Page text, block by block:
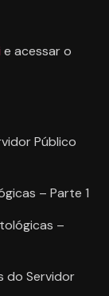
e acessar o
Público
– Parte 1
–
do Servidor